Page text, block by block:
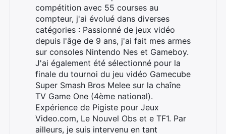
compétition avec 55 courses au
compteur, j'ai évolué dans diverses
catégories : Passionné de jeux vidéo
depuis l'âge de 9 ans, j'ai fait mes armes
sur consoles Nintendo Nes et Gameboy.
J'ai également été sélectionné pour la
finale du tournoi du jeu vidéo Gamecube
Super Smash Bros Melee sur la chaîne
TV Game One (4ème national).
Expérience de Pigiste pour Jeux
Video.com, Le Nouvel Obs et e TF1. Par
ailleurs, je suis intervenu en tant